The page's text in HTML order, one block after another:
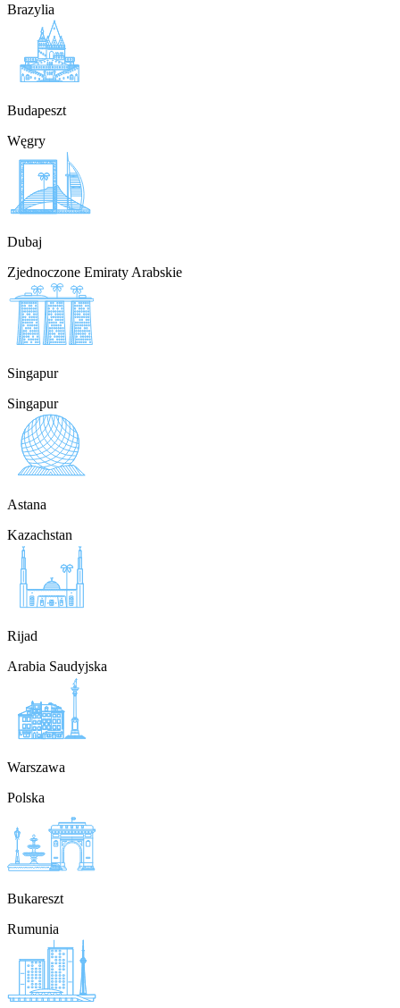
Brazylia
Budapeszt
Węgry
Dubaj
Zjednoczone Emiraty Arabskie
Singapur
Singapur
Astana
Kazachstan
Rijad
Arabia Saudyjska
Warszawa
Polska
Bukareszt
Rumunia